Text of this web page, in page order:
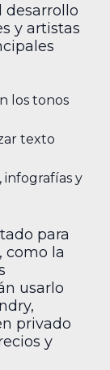
desarrollo
y artistas
los tonos
texto
infografías y
para
como la
usarlo
privado
y